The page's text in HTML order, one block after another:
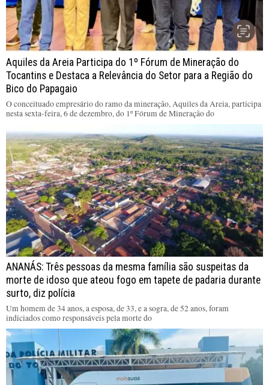
Aquiles da Areia Participa do 1º Fórum de Mineração do
Tocantins e Destaca a Relevância do Setor para a Região do
Bico do Papagaio
O conceituado empresário do ramo da mineração, Aquiles da Areia, participa
nesta sexta-feira, 6 de dezembro, do 1º Fórum de Mineração do
ANANÁS: Três pessoas da mesma família são suspeitas da
morte de idoso que ateou fogo em tapete de padaria durante
surto, diz polícia
Um homem de 34 anos, a esposa, de 33, e a sogra, de 52 anos, foram
indiciados como responsáveis pela morte do